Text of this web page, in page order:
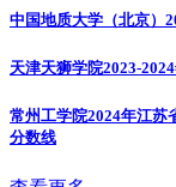
中国地质大学（北京）
天津天狮学院2023-
常州工学院2024年江苏
分数线